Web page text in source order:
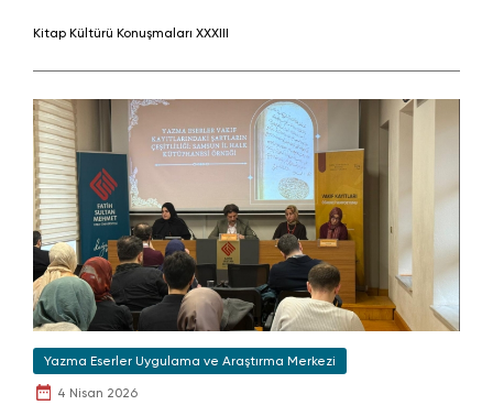
Kitap Kültürü Konuşmaları XXXIII
Yazma Eserler Uygulama ve Araştırma Merkezi
4 Nisan 2026